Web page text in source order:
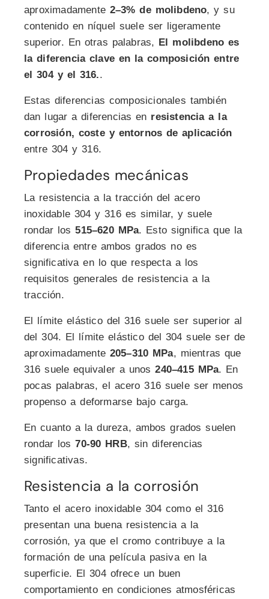
aproximadamente 2–3% de molibdeno, y su
contenido en níquel suele ser ligeramente
superior. En otras palabras, El molibdeno es
la diferencia clave en la composición entre
el 304 y el 316..
Estas diferencias composicionales también
dan lugar a diferencias en resistencia a la
corrosión, coste y entornos de aplicación
entre 304 y 316.
Propiedades mecánicas
La resistencia a la tracción del acero
inoxidable 304 y 316 es similar, y suele
rondar los515–620 MPa. Esto significa que la
diferencia entre ambos grados no es
significativa en lo que respecta a los
requisitos generales de resistencia a la
tracción.
El límite elástico del 316 suele ser superior al
del 304. El límite elástico del 304 suele ser de
aproximadamente 205–310 MPa, mientras que
316 suele equivaler a unos240–415 MPa. En
pocas palabras, el acero 316 suele ser menos
propenso a deformarse bajo carga.
En cuanto a la dureza, ambos grados suelen
rondar los70-90 HRB, sin diferencias
significativas.
Resistencia a la corrosión
Tanto el acero inoxidable 304 como el 316
presentan una buena resistencia a la
corrosión, ya que el cromo contribuye a la
formación de una película pasiva en la
superficie. El 304 ofrece un buen
comportamiento en condiciones atmosféricas